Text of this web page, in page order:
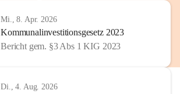
Mi., 8. Apr. 2026
Kommunalinvestitionsgesetz 2023
Bericht gem. §3 Abs 1 KIG 2023
Di., 4. Aug. 2026